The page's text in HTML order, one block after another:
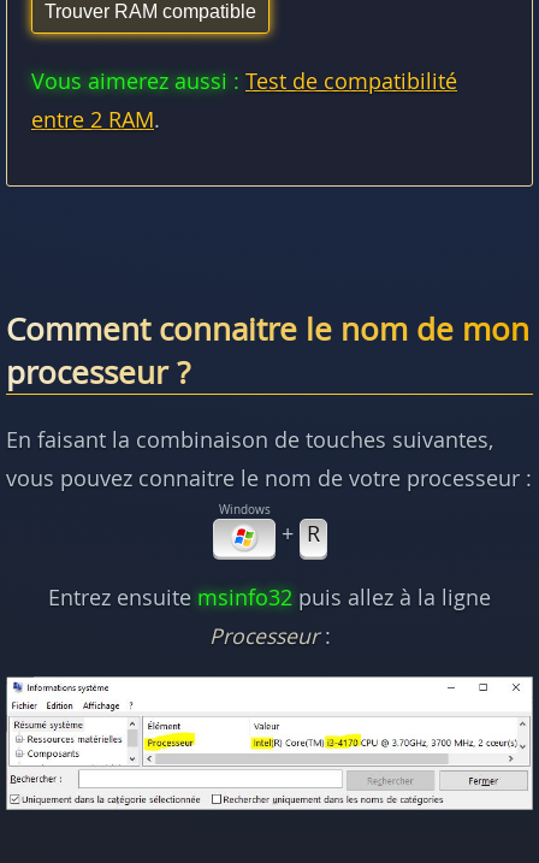
Vous aimerez aussi : Test de compatibilité
entre 2 RAM.
Comment connaitre le nom de mon
processeur ?
En faisant la combinaison de touches suivantes,
vous pouvez connaitre le nom de votre processeur :
+ R
Entrez ensuite msinfo32 puis allez à la ligne
Processeur: